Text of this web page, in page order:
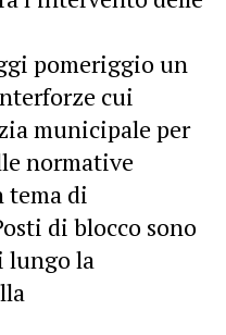
pomeriggio un
cui
municipale per
normative
tema di
di blocco sono
lungo la